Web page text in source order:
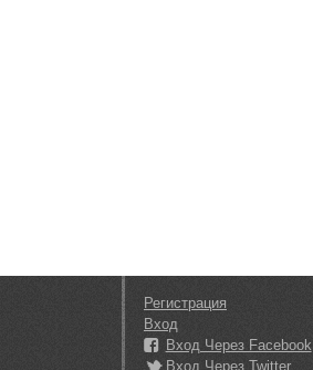
Регистрация
Вход
Вход Через Facebook
Вход Через Twitter